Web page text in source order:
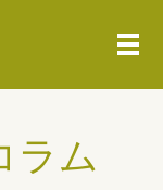
メ
ラム